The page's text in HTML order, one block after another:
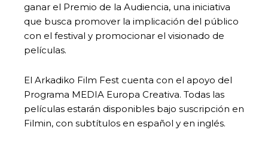
ganar el Premio de la Audiencia, una iniciativa
que busca promover la implicación del público
con el festival y promocionar el visionado de
películas.
El Arkadiko Film Fest cuenta con el apoyo del
Programa MEDIA Europa Creativa. Todas las
películas estarán disponibles bajo suscripción en
Filmin, con subtítulos en español y en inglés.